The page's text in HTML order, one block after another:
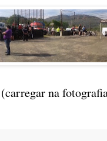
(carregar na